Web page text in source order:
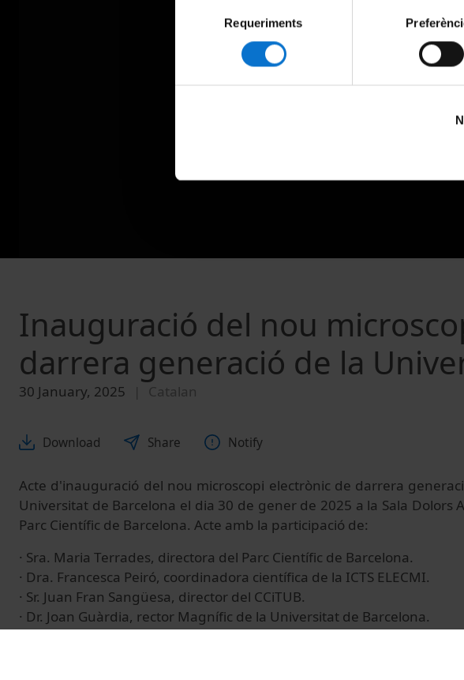
consentiment
Requeriments
Inauguració del nou
darrera generació de la
30 January, 2025 Catalan
Download Share Notify
Acte d'inauguració del nou microscopi electrònic de darrera
Universitat de Barcelona el dia 30 de gener de 2025 a la Sala Dolors
Parc Científic de Barcelona. Acte amb la participació de:
· Sra. Maria Terrades, directora del Parc Científic de Barcelona.
· Dra. Francesca Peiró, coordinadora científica de la ICTS ELECMI.
· Sr. Juan Fran Sangüesa, director del CCiTUB.
· Dr. Joan Guàrdia, rector Magnífic de la Universitat de Barcelona.